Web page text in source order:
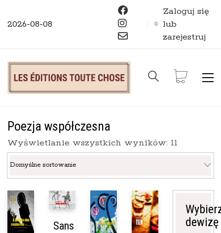
2026-08-08
Zaloguj się
lub
zarejestruj
Poezja współczesna
Wyświetlanie wszystkich wyników: 11
Domyślne sortowanie
Sans
dewizę